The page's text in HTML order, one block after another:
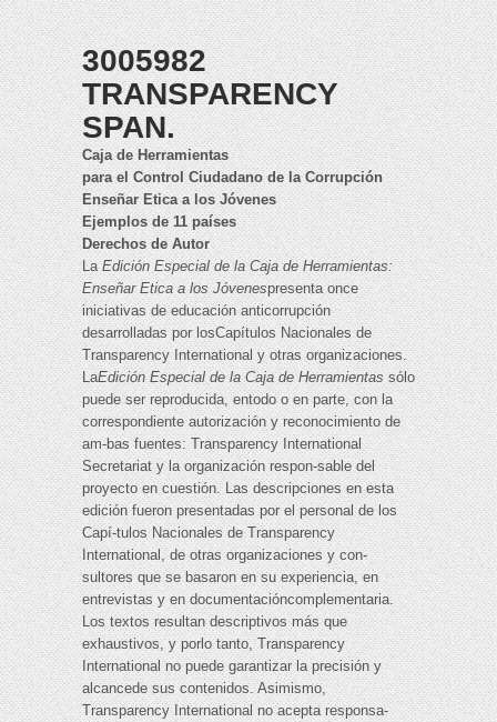
3005982
TRANSPARENCY
SPAN.
Caja de Herramientas
para el Control Ciudadano de la Corrupción
Enseñar Etica a los Jóvenes
Ejemplos de 11 países
Derechos de Autor
LaEdición Especial de la Caja de Herramientas:
Enseñar Etica a los Jóvenespresenta once
iniciativas de educación anticorrupción
desarrolladas por losCapítulos Nacionales de
Transparency International y otras organizaciones.
LaEdición Especial de la Caja de Herramientassólo
puede ser reproducida, entodo o en parte, con la
correspondiente autorización y reconocimiento de
am-bas fuentes: Transparency International
Secretariat y la organización respon-sable del
proyecto en cuestión. Las descripciones en esta
edición fueron presentadas por el personal de los
Capí-tulos Nacionales de Transparency
International, de otras organizaciones y con-
sultores que se basaron en su experiencia, en
entrevistas y en documentacióncomplementaria.
Los textos resultan descriptivos más que
exhaustivos, y porlo tanto, Transparency
International no puede garantizar la precisión y
alcancede sus contenidos. Asimismo,
Transparency International no acepta responsa-